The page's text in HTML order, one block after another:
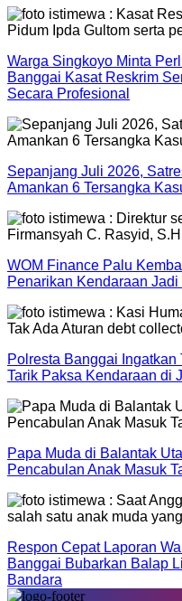
Warga Singkoyo Minta
Banggai Kasat Reskrim
Secara Profesional
Sepanjang Juli 2026,
Amankan 6 Tersangka
WOM Finance Palu
Penarikan Kendaraan Jadi
Polresta Banggai Ingatkan
Tarik Paksa Kendaraan di
Papa Muda di Balantak
Pencabulan Anak Masuk
Respon Cepat Laporan
Banggai Bubarkan Balap
Bandara